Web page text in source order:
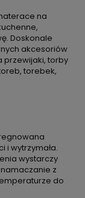
na
Doskonale
akcesoriów
przewijaki, torby
torebek,
i wytrzymała.
wystarczy
z
do